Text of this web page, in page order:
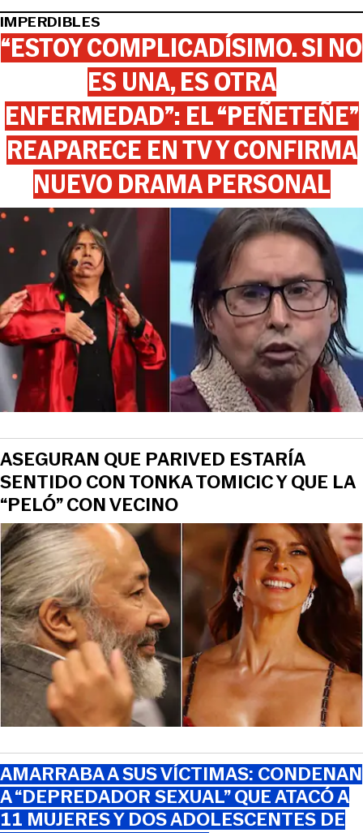
IMPERDIBLES
“ESTOY COMPLICADÍSIMO. SI NO
ES UNA, ES OTRA
ENFERMEDAD”: EL “PEÑETEÑE”
REAPARECE EN TV Y CONFIRMA
NUEVO DRAMA PERSONAL
ASEGURAN QUE PARIVED ESTARÍA
SENTIDO CON TONKA TOMICIC Y QUE LA
“PELÓ” CON VECINO
AMARRABA A SUS VÍCTIMAS: CONDENAN
A “DEPREDADOR SEXUAL” QUE ATACÓ A
11 MUJERES Y DOS ADOLESCENTES DE